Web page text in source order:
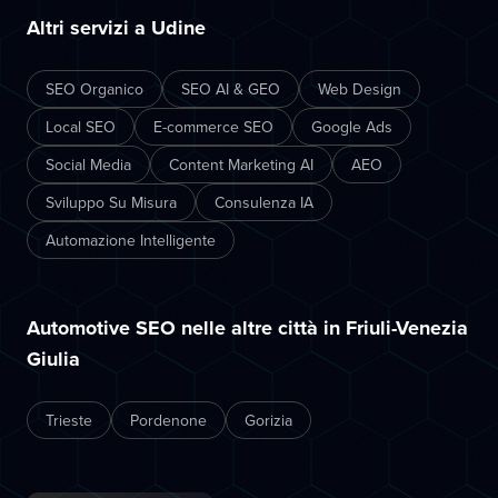
Altri servizi a Udine
SEO Organico SEO AI & GEO
Web Design
Local SEO
E-commerce SEO
Google Ads
Social Media
Content Marketing AI
AEO
Sviluppo Su Misura
Consulenza IA
Automazione Intelligente
Automotive SEO nelle altre città in Friuli-Venezia
Giulia
Trieste Pordenone Gorizia